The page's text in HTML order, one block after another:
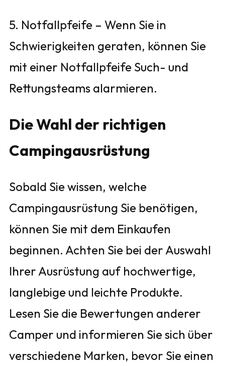
5. Notfallpfeife – Wenn Sie in
Schwierigkeiten geraten, können Sie
mit einer Notfallpfeife Such- und
Rettungsteams alarmieren.
Die Wahl der richtigen
Campingausrüstung
Sobald Sie wissen, welche
Campingausrüstung Sie benötigen,
können Sie mit dem Einkaufen
beginnen. Achten Sie bei der Auswahl
Ihrer Ausrüstung auf hochwertige,
langlebige und leichte Produkte.
Lesen Sie die Bewertungen anderer
Camper und informieren Sie sich über
verschiedene Marken, bevor Sie einen